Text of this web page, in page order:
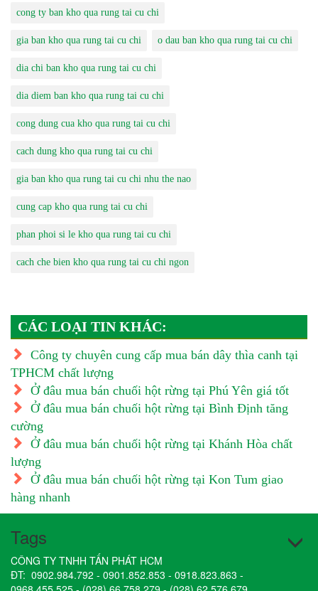
cong ty ban kho qua rung tai cu chi
gia ban kho qua rung tai cu chi o dau ban kho qua rung tai cu chi
dia chi ban kho qua rung tai cu chi
dia diem ban kho qua rung tai cu chi
cong dung cua kho qua rung tai cu chi
cach dung kho qua rung tai cu chi
gia ban kho qua rung tai cu chi nhu the nao
cung cap kho qua rung tai cu chi
phan phoi si le kho qua rung tai cu chi
cach che bien kho qua rung tai cu chi ngon
CÁC LOẠI TIN KHÁC:
Công ty chuyên cung cấp mua bán dây thìa canh tại
TPHCM chất lượng
Ở đâu mua bán chuối hột rừng tại Phú Yên giá tốt
Ở đâu mua bán chuối hột rừng tại Bình Định tăng
cường
Ở đâu mua bán chuối hột rừng tại Khánh Hòa chất
lượng
Ở đâu mua bán chuối hột rừng tại Kon Tum giao
hàng nhanh
Tags
CÔNG TY TNHH TẤN PHÁT HCM
ĐT: 0902.984.792 - 0901.852.853 - 0918.823.863 -